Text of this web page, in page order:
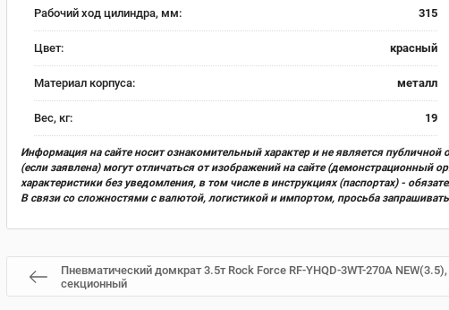
Рабочий ход цилиндра, мм: 315
Цвет: красный
Материал корпуса: металл
Вес, кг: 19
Информация на сайте носит ознакомительный характер и не является
(если заявлена) могут отличаться от изображений на сайте (демонстрационный
характеристики без уведомления, в том числе в инструкциях (паспортах) -
В связи со сложностями с валютой, логистикой и импортом, просьба
Пневматический домкрат 3.5т Rock Force RF-YHQD-3WT-270A
секционный